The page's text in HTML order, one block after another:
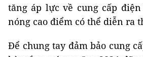
tăng áp lực về cung cấp
nóng cao điểm có thể diễn ra
​Để chung tay đảm bảo cung